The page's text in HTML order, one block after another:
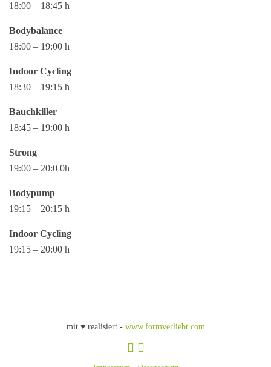
18:00 – 18:45 h
Bodybalance
18:00 – 19:00 h
Indoor Cycling
18:30 – 19:15 h
Bauchkiller
18:45 – 19:00 h
Strong
19:00 – 20:0 0h
Bodypump
19:15 – 20:15 h
Indoor Cycling
19:15 – 20:00 h
mit ♥ realisiert - www.formverliebt.com